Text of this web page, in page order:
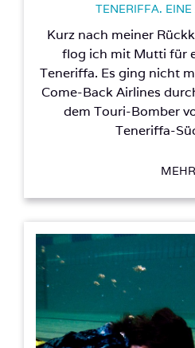
TENERIFFA. EINE
Kurz nach meiner
flog ich mit Mutti für
Teneriffa. Es ging nicht
Come-Back Airlines
dem Touri-Bomber
Teneriffa-
MEHR